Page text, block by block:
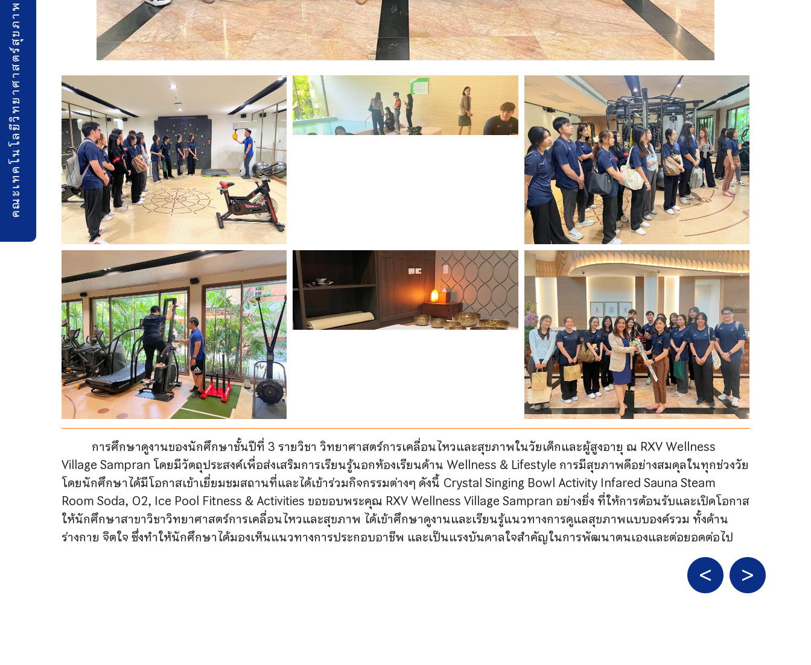
คณะเทคโนโลยีวิทยาศาสตร์สุขภาพ
การศึกษาดูงานของนักศึกษาชั้นปีที่ 3 รายวิชา วิทยาศาสตร์การเคลื่อนไหวและสุขภาพในวัยเด็กและผู้สูงอายุ ณ RXV Wellness
Village Sampran โดยมีวัตถุประสงค์เพื่อส่งเสริมการเรียนรู้นอกห้องเรียนด้าน Wellness & Lifestyle การมีสุขภาพดีอย่างสมดุลในทุกช่วงวัย
โดยนักศึกษาได้มีโอกาสเข้าเยี่ยมชมสถานที่และได้เข้าร่วมกิจกรรมต่างๆ ดังนี้ Crystal Singing Bowl Activity Infared Sauna Steam
Room Soda, O2, Ice Pool Fitness & Activities ขอขอบพระคุณ RXV Wellness Village Sampran อย่างยิ่ง ที่ให้การต้อนรับและเปิดโอกาส
ให้นักศึกษาสาขาวิชาวิทยาศาสตร์การเคลื่อนไหวและสุขภาพ ได้เข้าศึกษาดูงานและเรียนรู้แนวทางการดูแลสุขภาพแบบองค์รวม ทั้งด้าน
ร่างกาย จิตใจ ซึ่งทำให้นักศึกษาได้มองเห็นแนวทางการประกอบอาชีพ และเป็นแรงบันดาลใจสำคัญในการพัฒนาตนเองและต่อยอดต่อไป